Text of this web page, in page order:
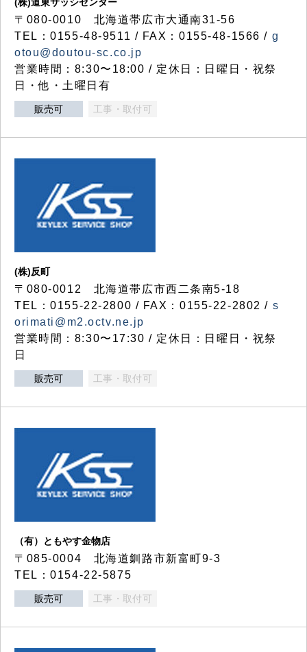
〒080-0010 北海道帯広市大通南31-56
TEL：0155-48-9511 / FAX：0155-48-1566 / g
otou@doutou-sc.co.jp
営業時間：8:30〜18:00 / 定休日：日曜日・祝祭
日・他・土曜日有
販売可 工事・取付可
(株)反町
〒080-0012 北海道帯広市西二条南5-18
TEL：0155-22-2800 / FAX：0155-22-2802 / s
orimati@m2.octv.ne.jp
営業時間：8:30〜17:30 / 定休日：日曜日・祝祭
日
販売可 工事・取付可
（有）ともやす金物店
〒085-0004 北海道釧路市新富町9-3
TEL：0154-22-5875
販売可 工事・取付可